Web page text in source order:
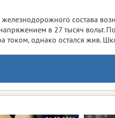
состава
в 27 тысяч вольт.
током, однако остался жив.